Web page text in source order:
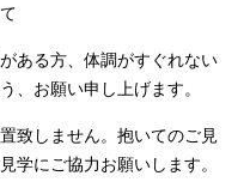
ある方、体調がすぐれない
、お願い申し上げます。
致しません。抱いてのご見
学にご協力お願いします。